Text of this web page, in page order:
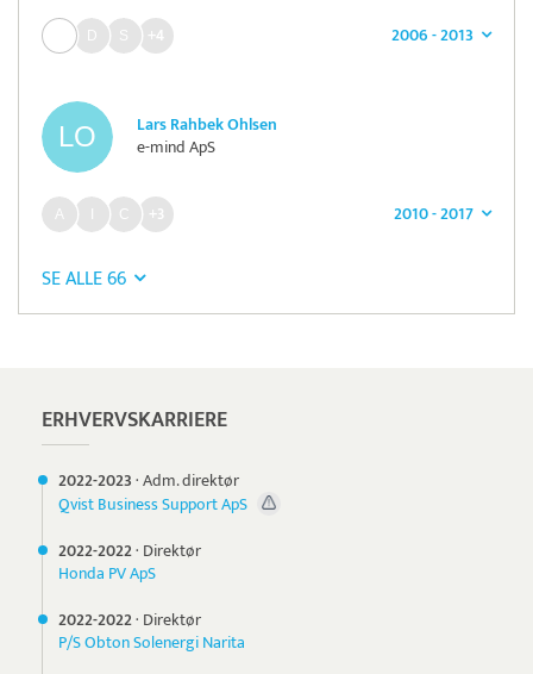
2006 - 2013
+4
Lars Rahbek Ohlsen
e-mind ApS
2010 - 2017
+3
SE ALLE 66
ERHVERVSKARRIERE
2022-2023·Adm. direktør
Qvist Business Support ApS
2022-2022· Direktør
Honda PV ApS
2022-2022· Direktør
P/S Obton Solenergi Narita